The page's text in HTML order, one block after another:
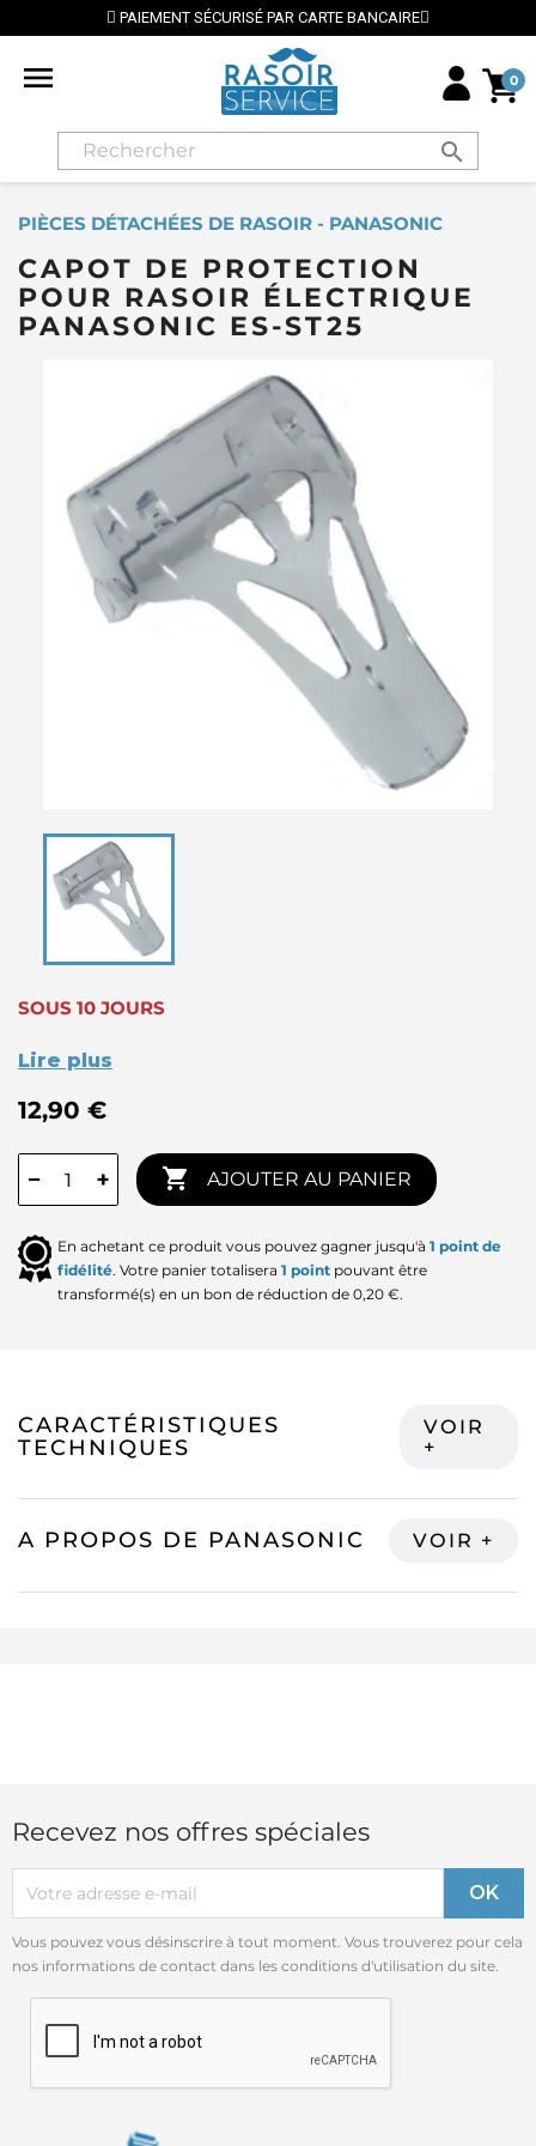
PAIEMENT SÉCURISÉ PAR CARTE BANCAIRE
 0
search
PIÈCES DÉTACHÉES DE RASOIR - PANASONIC
CAPOT DE PROTECTION
POUR RASOIR ÉLECTRIQUE
PANASONIC ES-ST25
SOUS 10 JOURS
Lire plus
12,90 €
− +  AJOUTER AU PANIER
En achetant ce produit vous pouvez gagner jusqu'à 1 point de
fidélité. Votre panier totalisera 1 point pouvant être
transformé(s) en un bon de réduction de 0,20 €.
CARACTÉRISTIQUES
TECHNIQUES
A PROPOS DE PANASONIC
Recevez nos offres spéciales
Vous pouvez vous désinscrire à tout moment. Vous trouverez pour cela
nos informations de contact dans les conditions d'utilisation du site.